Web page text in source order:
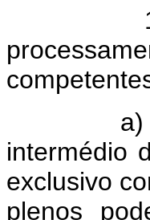
a) se
intermédio
exclusivo
plenos